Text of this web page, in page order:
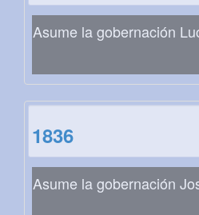
Asume la gobernación
1836
Asume la gobernación